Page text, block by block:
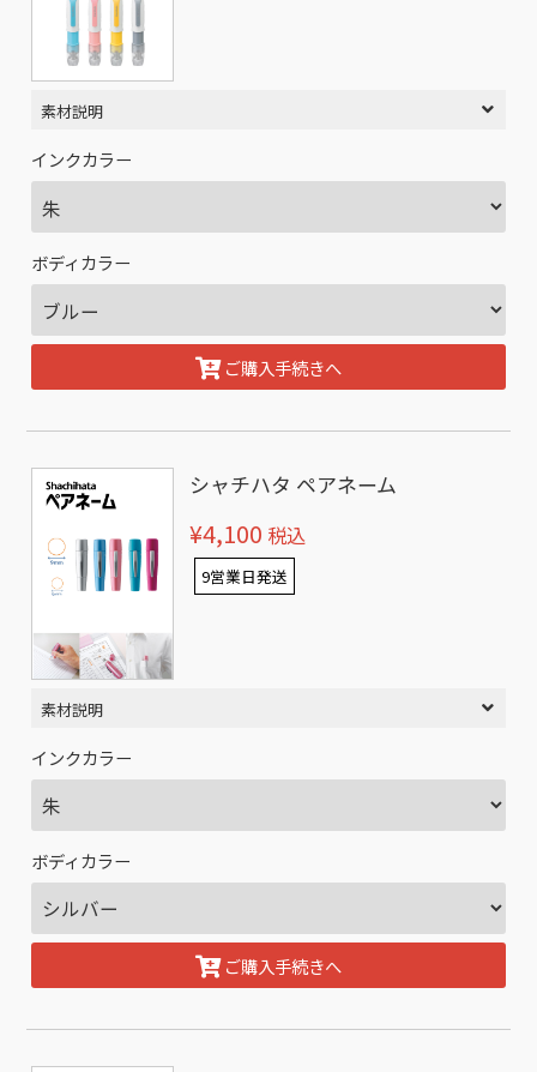
素材説明
インクカラー
ボディカラー
ご購入手続きへ
シャチハタ ペアネーム
¥4,100 税込
9営業日発送
素材説明
インクカラー
ボディカラー
ご購入手続きへ